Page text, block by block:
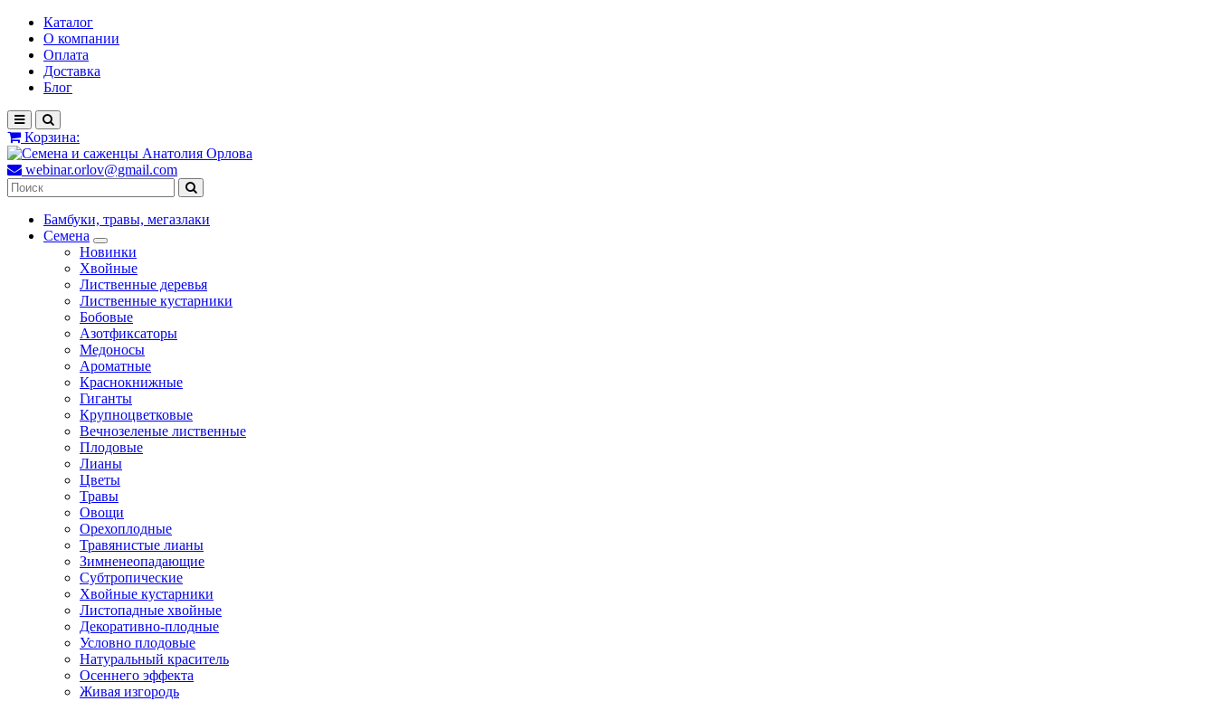
Каталог
О компании
Оплата
Доставка
Блог
Корзина:
webinar.orlov@gmail.com
Бамбуки, травы, мегазлаки
Семена
Новинки
Хвойные
Лиственные деревья
Лиственные кустарники
Бобовые
Азотфиксаторы
Медоносы
Ароматные
Краснокнижные
Гиганты
Крупноцветковые
Вечнозеленые лиственные
Плодовые
Лианы
Цветы
Травы
Овощи
Орехоплодные
Травянистые лианы
Зимненеопадающие
Субтропические
Хвойные кустарники
Листопадные хвойные
Декоративно-плодные
Условно плодовые
Натуральный краситель
Осеннего эффекта
Живая изгородь